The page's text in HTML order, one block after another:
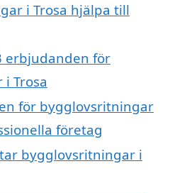
i Trosa hjälpa till
erbjudanden för
Trosa
för bygglovsritningar
företag
bygglovsritningar i